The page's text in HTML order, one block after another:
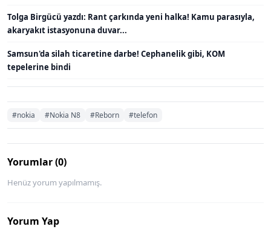
Tolga Birgücü yazdı: Rant çarkında yeni halka! Kamu parasıyla,
akaryakıt istasyonuna duvar...
Samsun'da silah ticaretine darbe! Cephanelik gibi, KOM
tepelerine bindi
#nokia #Nokia N8 #Reborn #telefon
Yorumlar (0)
Henüz yorum yapılmamış.
Yorum Yap